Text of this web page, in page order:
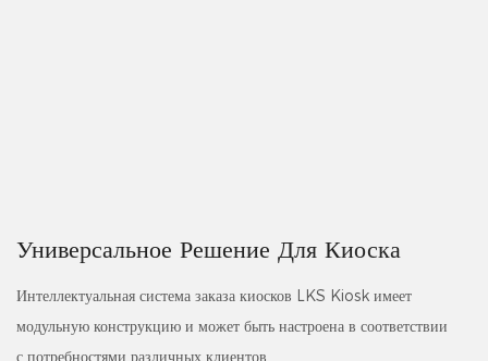
Универсальное Решение Для Киоска
Интеллектуальная система заказа киосков LKS Kiosk имеет
модульную конструкцию и может быть настроена в соответствии
с потребностями различных клиентов.